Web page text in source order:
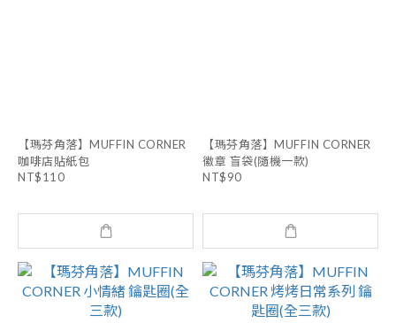
【瑪芬角落】MUFFIN CORNER
咖啡店貼紙包
NT$110
【瑪芬角落】MUFFIN CORNER
徽章 盲袋(隨機一款)
NT$90